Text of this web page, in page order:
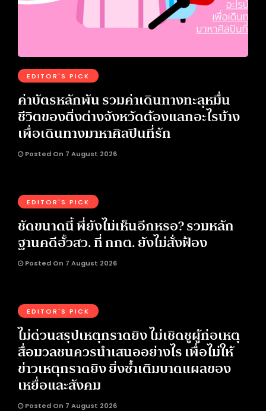
EDITOR'S PICK
ค่าบัตรหลักพัน รวมค่าเดินทางทะลุหมื่น
ชีวิตของติ่งต่างจังหวัดต้องแลกอะไรบ้าง
เพื่อเดินทางมาหาศิลปินที่รัก
Posted On 7 August 2026
EDITOR'S PICK
ชัดขนาดนี้ พี่ยังไม่เห็นอีกหรอ? รวมหลัก
ฐานคดีฮั้วสว. ที่ กกต. ยังไม่สั่งฟ้อง
Posted On 7 August 2026
EDITOR'S PICK
ไม่ด่วนสรุปเหตุกราดยิง ไม่เชิดชูผู้ก่อเหตุ
สื่อมวลชนควรนำเสนออย่างไร เพื่อไม่ให้
ข่าวเหตุกราดยิง ยิ่งซ้ำเติมบาดแผลของ
เหยื่อและสังคม
Posted On 7 August 2026